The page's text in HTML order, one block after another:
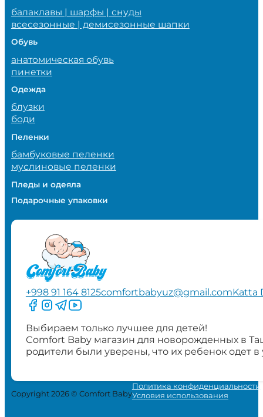
балаклавы | шарфы | снуды
всесезонные | демисезонные шапки
Обувь
анатомическая обувь
пинетки
Одежда
блузки
боди
Пеленки
бамбуковые пеленки
муслиновые пеленки
Пледы и одеяла
Подарочные упаковки
+998 91 164 8125comfortbabyuz@gmail.comKatta
Следите за нами на Facebook
Следите за нами в Instagram
Следите за нами в Telegram
Следите за нами в YouTube
Выбираем только лучшее для детей!
Comfort Baby магазин для новорожденных в
родители были уверены, что их ребенок одет
Copyright 2026 © Comfort Baby
Политика конфиденциальности
Условия использования